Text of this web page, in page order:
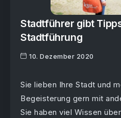
Stadtführer gibt
Stadtführung
10. Dezember 2020
Sie lieben Ihre Stadt und
Begeisterung gern mit
Sie haben viel Wissen